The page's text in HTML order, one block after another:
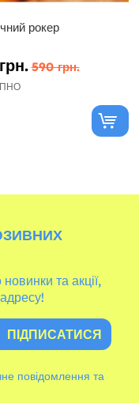
рокер
590 грн.
та акції,
ПІДПИСАТИСЯ
повідомлення та